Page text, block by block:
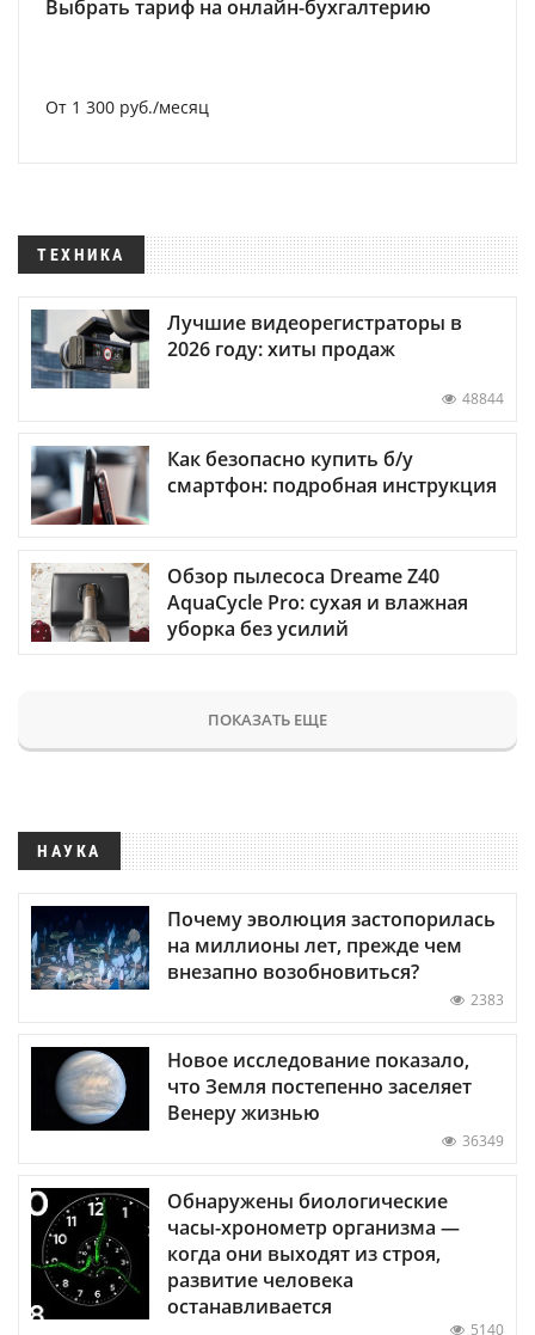
Выбрать тариф на онлайн-бухгалтерию
От 1 300 руб./месяц
ТЕХНИКА
Лучшие видеорегистраторы в
2026 году: хиты продаж
48844
Как безопасно купить б/у
смартфон: подробная инструкция
Обзор пылесоса Dreame Z40
AquaCycle Pro: сухая и влажная
уборка без усилий
ПОКАЗАТЬ ЕЩЕ
НАУКА
Почему эволюция застопорилась
на миллионы лет, прежде чем
внезапно возобновиться?
2383
Новое исследование показало,
что Земля постепенно заселяет
Венеру жизнью
36349
Обнаружены биологические
часы-хронометр организма —
когда они выходят из строя,
развитие человека
останавливается
5140